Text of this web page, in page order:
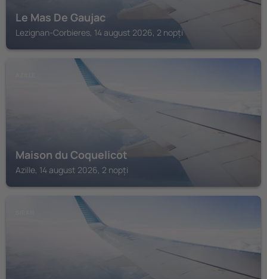
Le Mas De Gaujac
Lezignan-Corbieres, 14 august 2026, 2 nopți
Maison du Coquelicot
Azille, 14 august 2026, 2 nopți